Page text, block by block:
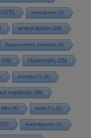
(325) αντισύμπαν (2)
αστικοί θρύλοι (29)
δερμο-οπτική αντίληψη (3)
(18) εξερευνητές(25)
επίπεδη Γη (2)
παράδοξα(39)
(6) κοίλη Γη (2)
λυκάνθρωποι(1)